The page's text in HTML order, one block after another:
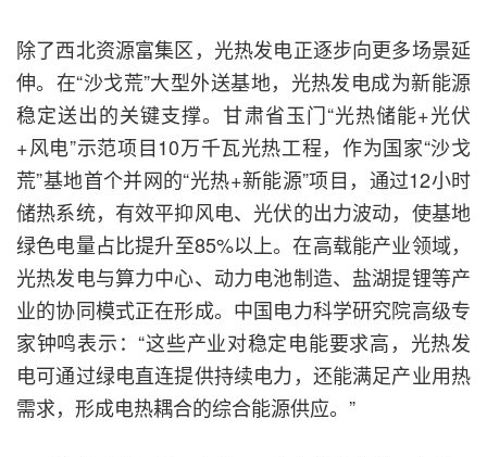
除了西北资源富集区，光热发电正逐步向更多场景延
伸。在“沙戈荒”大型外送基地，光热发电成为新能源
稳定送出的关键支撑。甘肃省玉门“光热储能+光伏
+风电”示范项目10万千瓦光热工程，作为国家“沙戈
荒”基地首个并网的“光热+新能源”项目，通过12小时
储热系统，有效平抑风电、光伏的出力波动，使基地
绿色电量占比提升至85%以上。在高载能产业领域，
光热发电与算力中心、动力电池制造、盐湖提锂等产
业的协同模式正在形成。中国电力科学研究院高级专
家钟鸣表示：“这些产业对稳定电能要求高，光热发
电可通过绿电直连提供持续电力，还能满足产业用热
需求，形成电热耦合的综合能源供应。”